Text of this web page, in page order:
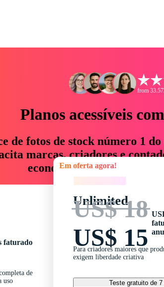
from
Planos acessíveis
de fotos de stock número 1
marcas, criadores e
economizam até 76% em
faturado
de
uso
Em oferta agora!
Unlimited
US$ 18
US$ 15
Para criadores maiores que
exigem liberdade criativa
Teste gratuito de 7